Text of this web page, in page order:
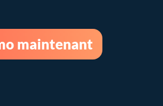
maintenant